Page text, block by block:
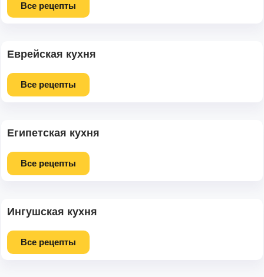
Все рецепты
Еврейская кухня
Все рецепты
Египетская кухня
Все рецепты
Ингушская кухня
Все рецепты